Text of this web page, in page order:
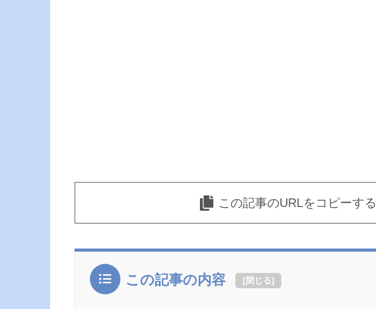
この記事のURLをコピーする
この記事の内容 [閉じる]